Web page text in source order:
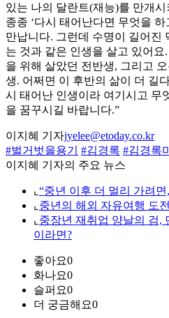
있는 나의 달란트(재능)를 만개
종종 ‘다시 태어난다면 무엇을
만납니다. 그런데 수명이 길어진
는 것과 같은 인생을 살고 있어
을 위해 살았던 전반생, 그리고
생. 어쩌면 이 후반의 삶이 더 길
시 태어난 인생이라 여기시고 무
을 꿈꾸시길 바랍니다.”
이지혜 기자jyelee@etoday.co.kr
#벌거벗을용기
#김경록 #김경록
이지혜 기자의 주요 뉴스
⌞ “중년 이후 더 멀리 가려
⌞ 중년의 해외 자유여행 도
⌞ 중장년 재취업 양날의 검,
이라면?
좋아요0
화나요0
슬퍼요0
더 궁금해요0